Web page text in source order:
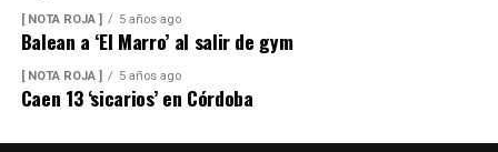
[ NOTA ROJA ] 5 años ago
Balean a ‘El Marro’ al salir de gym
[ NOTA ROJA ] 5 años ago
Caen 13 ‘sicarios’ en Córdoba